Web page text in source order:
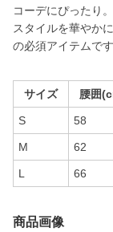
コーデにぴったり
スタイルを華やか
の必須アイテムです
サイズ 腰囲
S 58
M 62
L 66
商品画像